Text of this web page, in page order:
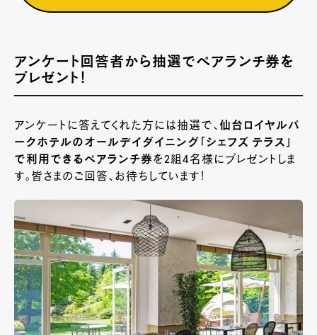
アンケート回答者から抽選でペアランチ券を
プレゼント！
アンケートに答えてくれた方には抽選で、 仙台ロイヤルパ
ークホテルのオールデイダイニング「シェフズ テラス」
で利用できるペアランチ券を2組4名様にプレゼントしま
す。皆さまのご回答、お待ちしています！